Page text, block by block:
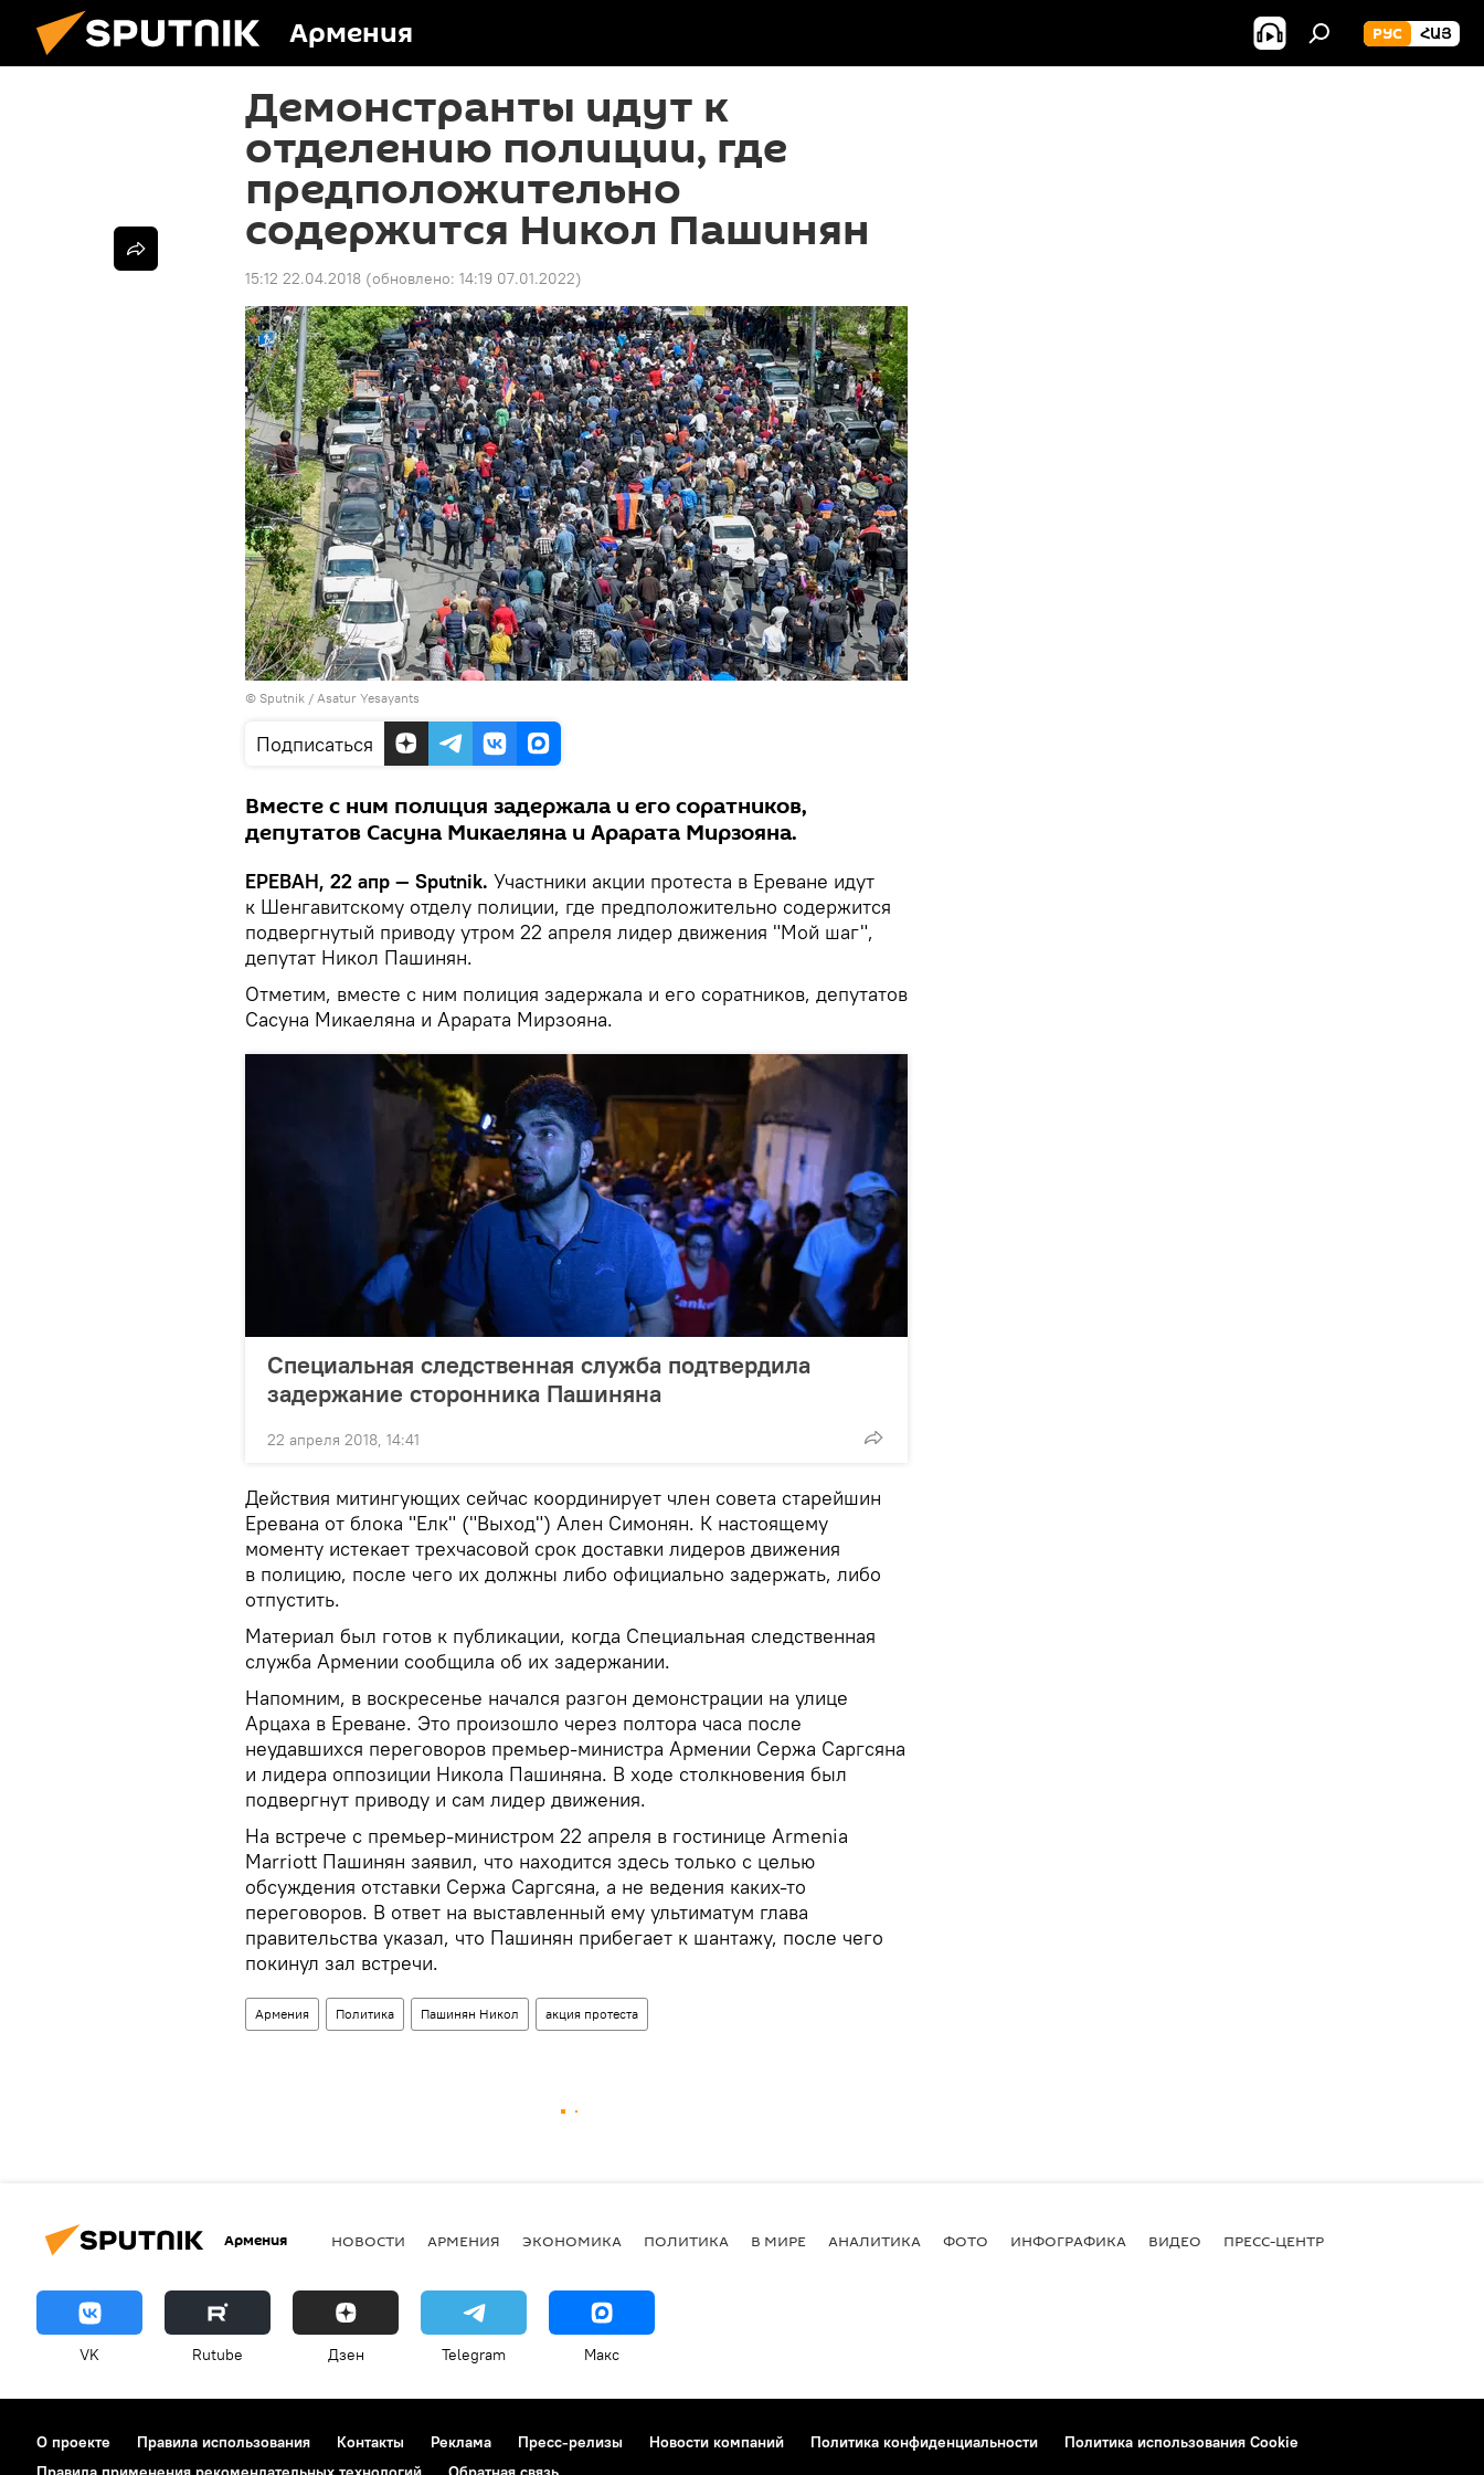
Армения РУС ՀԱՅ
Демонстранты идут к
отделению полиции, где
предположительно
содержится Никол Пашинян
15:12 22.04.2018 (обновлено: 14:19 07.01.2022)
© Sputnik / Asatur Yesayants
Подписаться
Вместе с ним полиция задержала и его соратников,
депутатов Сасуна Микаеляна и Арарата Мирзояна.
ЕРЕВАН, 22 апр — Sputnik. Участники акции протеста в Ереване идут
к Шенгавитскому отделу полиции, где предположительно содержится
подвергнутый приводу утром 22 апреля лидер движения "Мой шаг",
депутат Никол Пашинян.
Отметим, вместе с ним полиция задержала и его соратников, депутатов
Сасуна Микаеляна и Арарата Мирзояна.
Специальная следственная служба подтвердила
задержание сторонника Пашиняна
22 апреля 2018, 14:41
Действия митингующих сейчас координирует член совета старейшин
Еревана от блока "Елк" ("Выход") Ален Симонян. К настоящему
моменту истекает трехчасовой срок доставки лидеров движения
в полицию, после чего их должны либо официально задержать, либо
отпустить.
Материал был готов к публикации, когда Специальная следственная
служба Армении сообщила об их задержании.
Напомним, в воскресенье начался разгон демонстрации на улице
Арцаха в Ереване. Это произошло через полтора часа после
неудавшихся переговоров премьер-министра Армении Сержа Саргсяна
и лидера оппозиции Никола Пашиняна. В ходе столкновения был
подвергнут приводу и сам лидер движения.
На встрече с премьер-министром 22 апреля в гостинице Armenia
Marriott Пашинян заявил, что находится здесь только с целью
обсуждения отставки Сержа Саргсяна, а не ведения каких-то
переговоров. В ответ на выставленный ему ультиматум глава
правительства указал, что Пашинян прибегает к шантажу, после чего
покинул зал встречи.
Армения Политика Пашинян Никол акция протеста
Армения НОВОСТИ АРМЕНИЯ ЭКОНОМИКА ПОЛИТИКА В МИРЕ АНАЛИТИКА ФОТО ИНФОГРАФИКА ВИДЕО ПРЕСС-ЦЕНТР
VK Rutube Дзен Telegram Макс
О проекте Правила использования Контакты Реклама Пресс-релизы Новости компаний Политика конфиденциальности
Политика использования Cookie